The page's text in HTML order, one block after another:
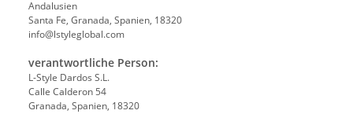
Andalusien
Santa Fe, Granada, Spanien, 18320
info@lstyleglobal.com
verantwortliche Person:
L-Style Dardos S.L.
Calle Calderon 54
Granada, Spanien, 18320